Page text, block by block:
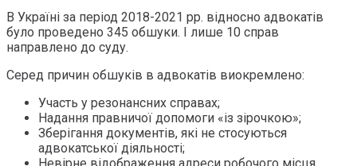
В Україні за період 2018-2021 рр. відносно адвокатів
було проведено 345 обшуки. І лише 10 справ
направлено до суду.
Серед причин обшуків в адвокатів виокремлено:
Участь у резонансних справах;
Надання правничої допомоги «із зірочкою»;
Зберігання документів, які не стосуються
адвокатської діяльності;